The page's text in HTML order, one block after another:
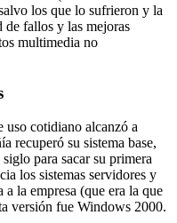
los que lo sufrieron y la
fallos y las mejoras
multimedia no
uso cotidiano alcanzó a
recuperó su sistema base,
para sacar su primera
los sistemas servidores y
la empresa (que era la que
versión fue Windows 2000.